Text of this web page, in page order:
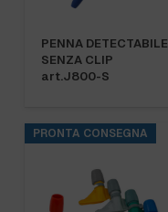
PENNA DETECTABILE
SENZA CLIP
art.J800-S
PRONTA CONSEGNA